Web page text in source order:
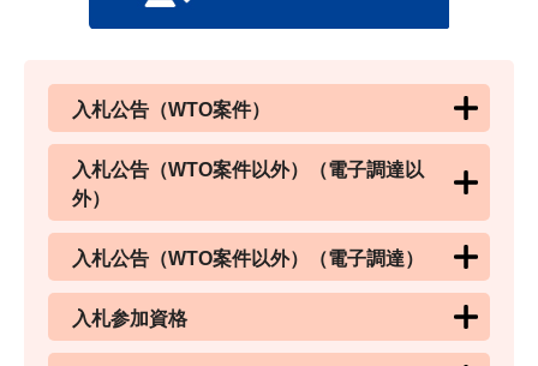
入札公告（WTO案件）
入札公告（WTO案件以外）（電子調達以
外）
入札公告（WTO案件以外）（電子調達）
入札参加資格